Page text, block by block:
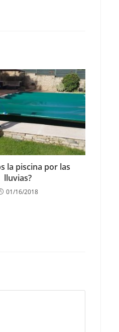
la piscina por las
lluvias?
01/16/2018